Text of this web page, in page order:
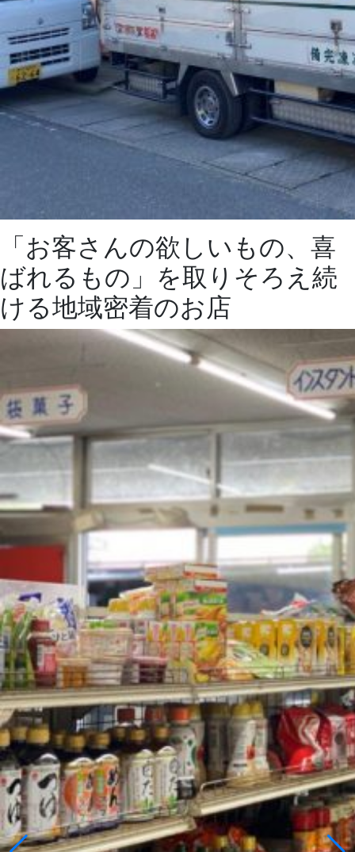
「お客さんの欲しいもの、喜
ばれるもの」を取りそろえ続
ける地域密着のお店